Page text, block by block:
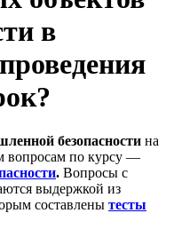
в
безопасности на
вопросам по курсу —
. Вопросы с
выдержкой из
составлены тесты